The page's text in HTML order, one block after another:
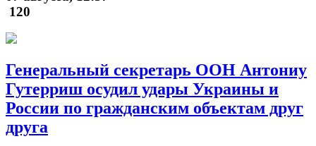
120
Генеральный секретарь ООН Антониу
Гутерриш осудил удары Украины и
России по гражданским объектам друг
друга